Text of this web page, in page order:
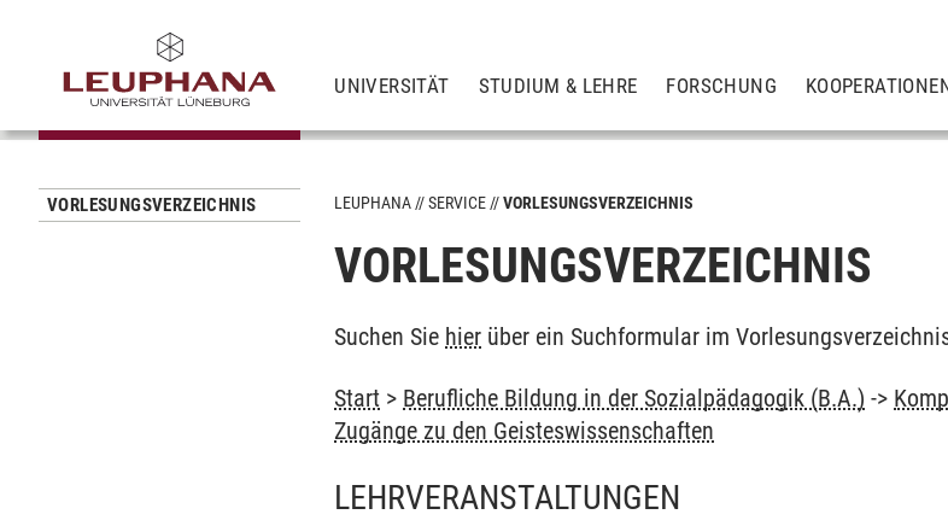
UNIVERSITÄT STUDIUM & LEHRE FORSCHUNG
VORLESUNGSVERZEICHNIS LEUPHANA SERVICE VORLESUNGSVERZEICHNIS
VORLESUNGSVERZEICHNIS
Suchen Sie hier über ein Suchformular im
Start > Berufliche Bildung in der Sozialpädagogik (B.A.) ->
Zugänge zu den Geisteswissenschaften
LEHRVERANSTALTUNGEN